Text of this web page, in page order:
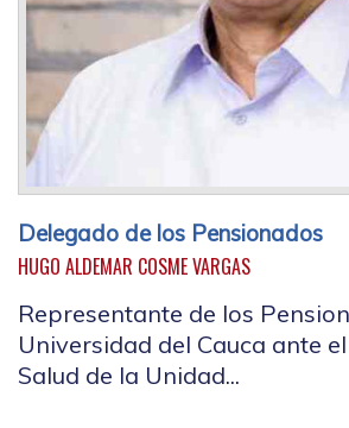
Delegado de los Pensionados
HUGO ALDEMAR COSME VARGAS
Representante de los
Universidad del Cauca ante
Salud de la Unidad...